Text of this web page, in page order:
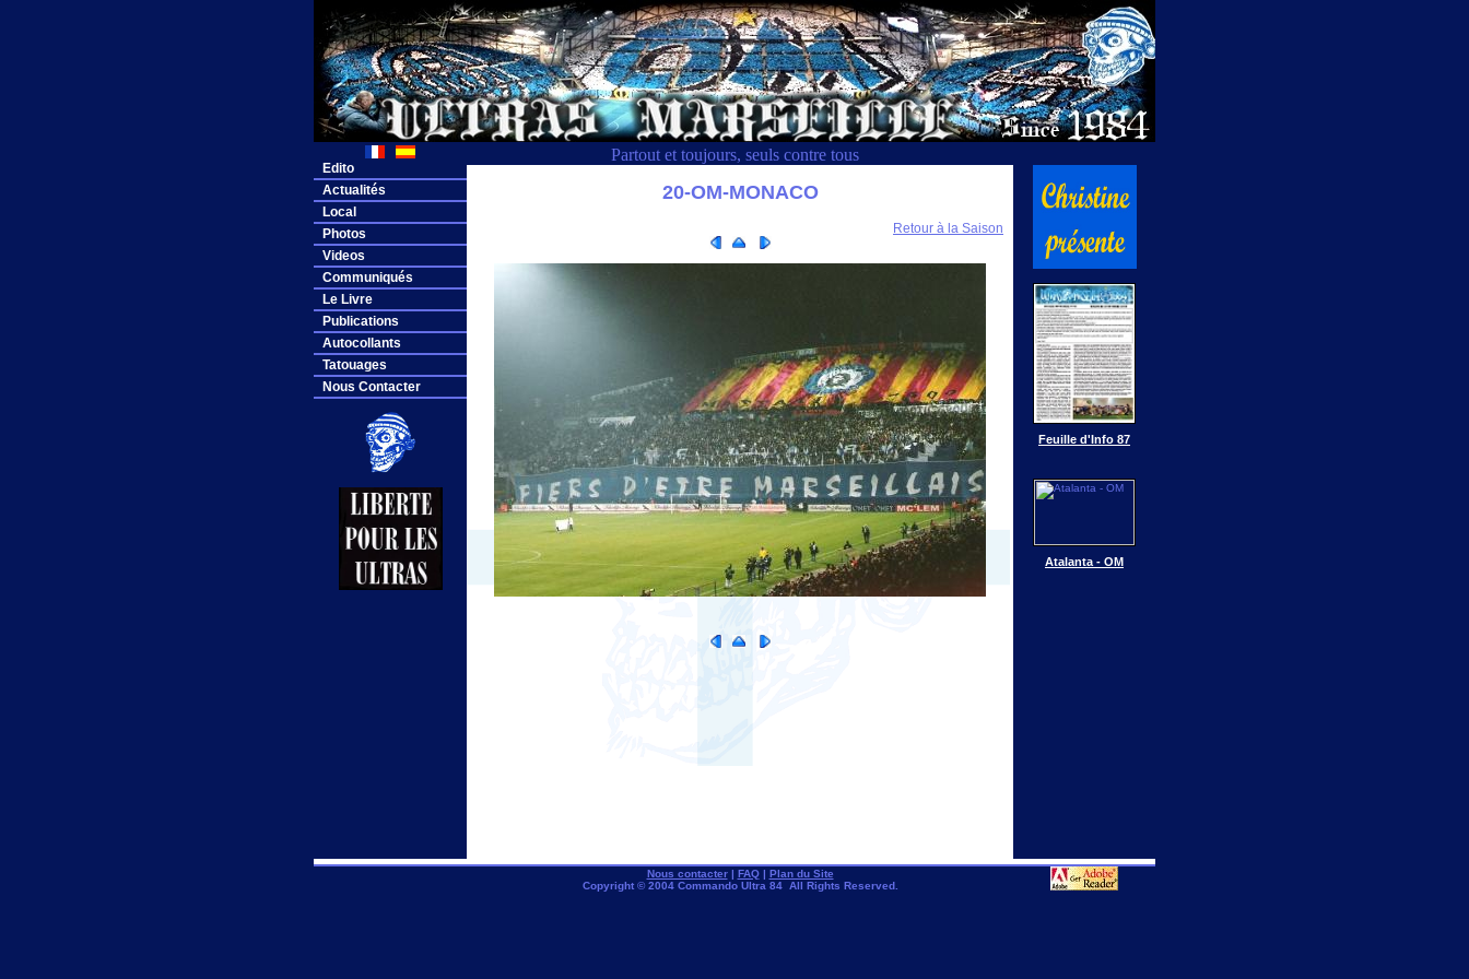
Partout et toujours, seuls contre tous
Edito
Actualités
Local
Photos
Videos
Communiqués
Le Livre
Publications
Autocollants
Tatouages
Nous Contacter
20-OM-MONACO
Retour à la Saison
Feuille d'Info 87
Atalanta - OM
Nous contacter| FAQ| Plan du Site
Copyright © 2004 Commando Ultra 84 All Rights Reserved.